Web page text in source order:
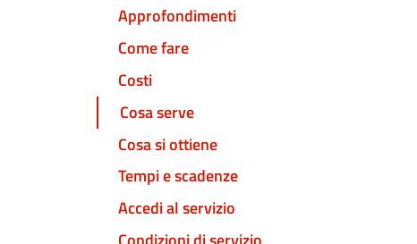
Approfondimenti
Come fare
Costi
Cosa serve
Cosa si ottiene
Tempi e scadenze
Accedi al servizio